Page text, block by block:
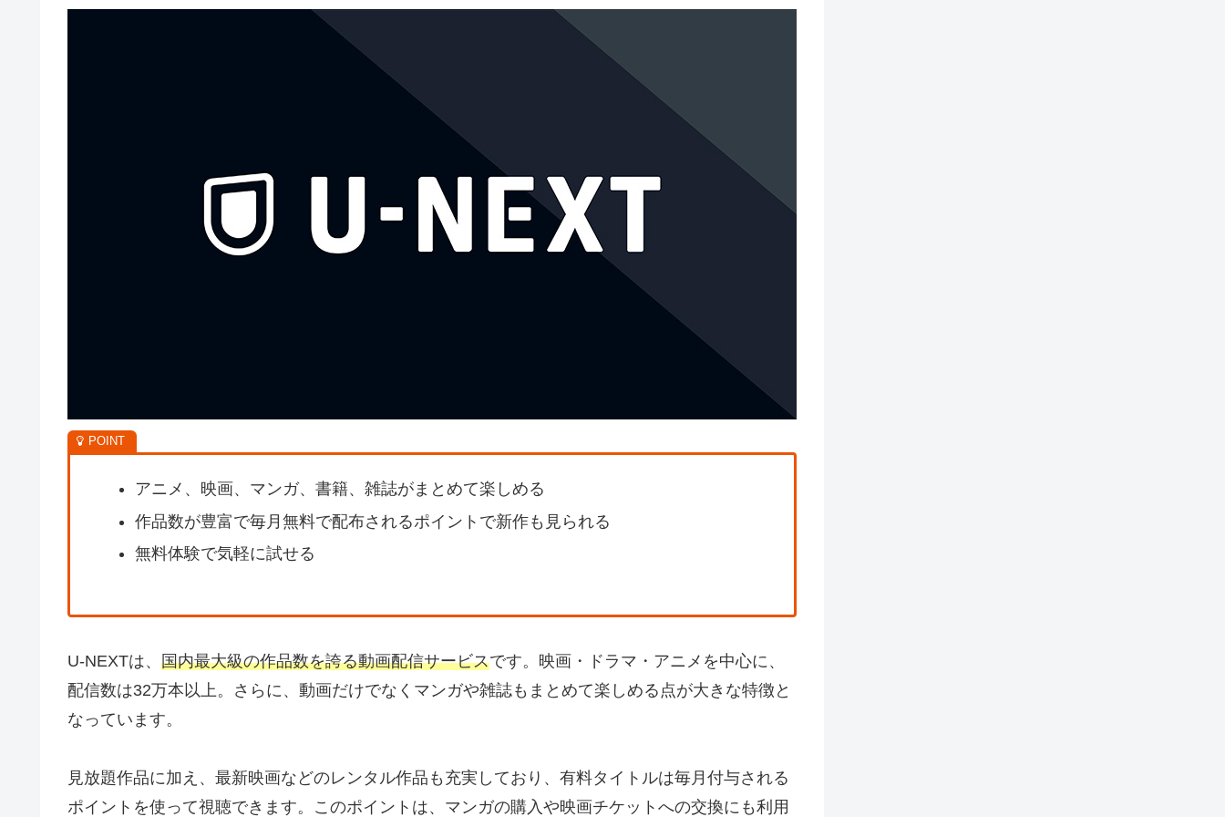
アニメ、映画、マンガ、書籍、雑誌がまとめて楽しめる
作品数が豊富で毎月無料で配布されるポイントで新作も見られる
無料体験で気軽に試せる
U-NEXTは、 国内最大級の作品数を誇る動画配信サービスです。映画・ドラマ・アニメを中心に、
配信数は32万本以上。さらに、動画だけでなくマンガや雑誌もまとめて楽しめる点が大きな特徴と
なっています。
見放題作品に加え、最新映画などのレンタル作品も充実しており、有料タイトルは毎月付与される
ポイントを使って視聴できます。このポイントは、マンガの購入や映画チケットへの交換にも利用